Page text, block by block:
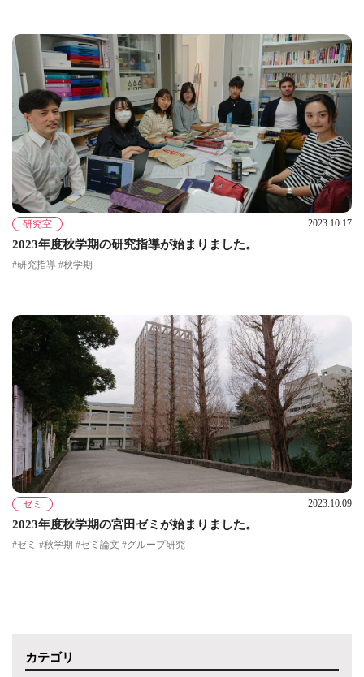
研究室 2023.10.17
2023年度秋学期の研究指導が始まりました。
#研究指導 #秋学期
ゼミ 2023.10.09
2023年度秋学期の宮田ゼミが始まりました。
#ゼミ #秋学期 #ゼミ論文 #グループ研究
カテゴリ